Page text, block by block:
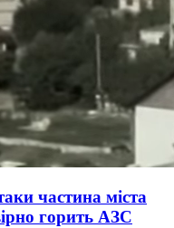
частина міста
горить АЗС